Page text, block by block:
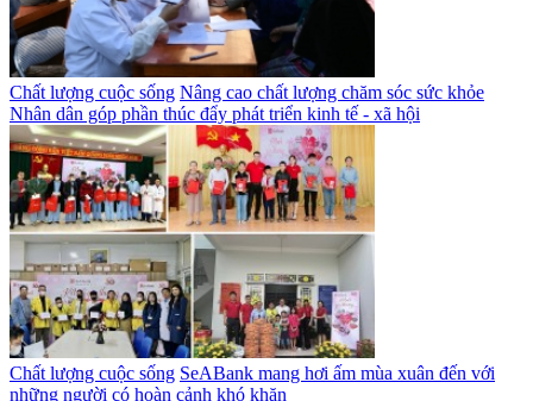
Chất lượng cuộc sống Nâng cao chất lượng chăm sóc sức khỏe
Nhân dân góp phần thúc đẩy phát triển kinh tế - xã hội
Chất lượng cuộc sống SeABank mang hơi ấm mùa xuân đến với
những người có hoàn cảnh khó khăn